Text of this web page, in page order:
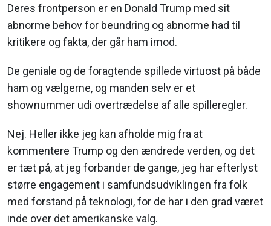
Deres frontperson er en Donald Trump med sit
abnorme behov for beundring og abnorme had til
kritikere og fakta, der går ham imod.
De geniale og de foragtende spillede virtuost på både
ham og vælgerne, og manden selv er et
shownummer udi overtrædelse af alle spilleregler.
Nej. Heller ikke jeg kan afholde mig fra at
kommentere Trump og den ændrede verden, og det
er tæt på, at jeg forbander de gange, jeg har efterlyst
større engagement i samfundsudviklingen fra folk
med forstand på teknologi, for de har i den grad været
inde over det amerikanske valg.